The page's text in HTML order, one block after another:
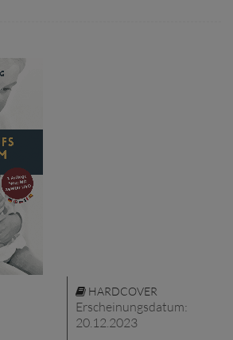
HARDCOVER
Erscheinungsdatum:
20.12.2023